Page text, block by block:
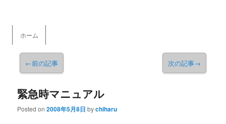
メインコンテンツへ移動
ホーム
←前の記事 次の記事→
緊急時マニュアル
Posted on2008年5月8日 bychiharu